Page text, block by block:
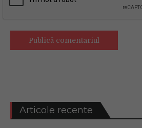
Articole recente